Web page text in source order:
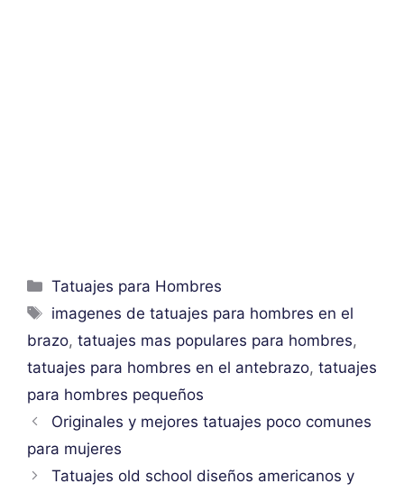
Categorías
Tatuajes para Hombres
Etiquetas
imagenes de tatuajes para hombres en el
brazo, tatuajes mas populares para hombres,
tatuajes para hombres en el antebrazo, tatuajes
para hombres pequeños
Originales y mejores tatuajes poco comunes
para mujeres
Tatuajes old school diseños americanos y